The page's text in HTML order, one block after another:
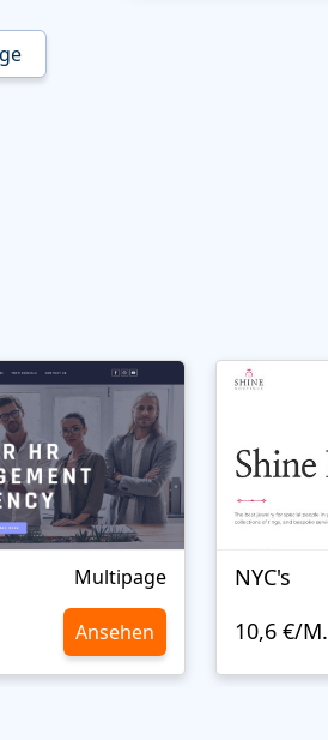
Multipage
Ansehen
NYC's
10,6 €/M.